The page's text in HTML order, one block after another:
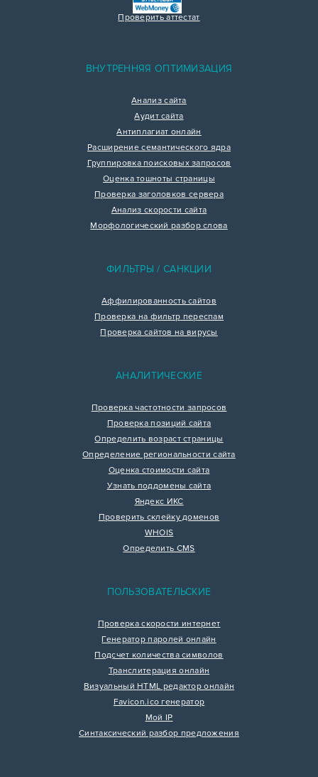
Проверить аттестат
ВНУТРЕННЯЯ ОПТИМИЗАЦИЯ
Анализ сайта
Аудит сайта
Антиплагиат онлайн
Расширение семантического ядра
Группировка поисковых запросов
Оценка тошноты страницы
Проверка заголовков сервера
Анализ скорости сайта
Морфологический разбор слова
ФИЛЬТРЫ / САНКЦИИ
Аффилированность сайтов
Проверка на фильтр переспам
Проверка сайтов на вирусы
АНАЛИТИЧЕСКИЕ
Проверка частотности запросов
Проверка позиций сайта
Определить возраст страницы
Определение региональности сайта
Оценка стоимости сайта
Узнать поддомены сайта
Яндекс ИКС
Проверить склейку доменов
WHOIS
Определить CMS
ПОЛЬЗОВАТЕЛЬСКИЕ
Проверка скорости интернет
Генератор паролей онлайн
Подсчет количества символов
Транслитерация онлайн
Визуальный HTML редактор онлайн
Favicon.ico генератор
Мой IP
Синтаксический разбор предложения